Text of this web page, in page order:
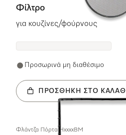
Φίλτρο
για κουζίνες/φούρνους
Προσωρινά μη διαθέσιμο
ΠΡΟΣΘΉΚΗ ΣΤΟ ΚΑΛΆΘΙ
Φλάντζα Πόρτα HxxxxBM